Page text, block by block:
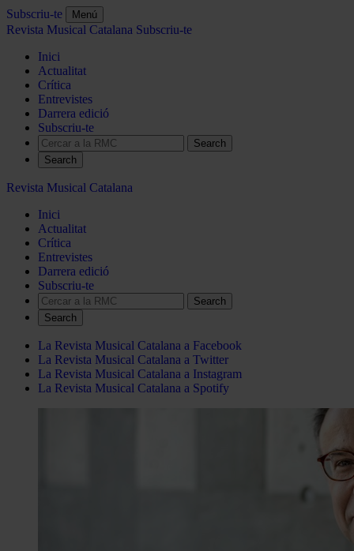
Subscriu-te Menú
Revista Musical Catalana Subscriu-te
Inici
Actualitat
Crítica
Entrevistes
Darrera edició
Subscriu-te
Search
Revista Musical Catalana
Inici
Actualitat
Crítica
Entrevistes
Darrera edició
Subscriu-te
Search
La Revista Musical Catalana a Facebook
La Revista Musical Catalana a Twitter
La Revista Musical Catalana a Instagram
La Revista Musical Catalana a Spotify